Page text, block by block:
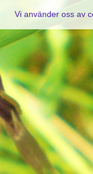
Vi använder oss av